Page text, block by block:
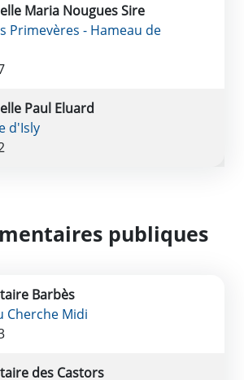
Maria Nougues Sire
Primevères - Hameau de
Paul Eluard
d'Isly
publiques
Barbès
Cherche Midi
des Castors